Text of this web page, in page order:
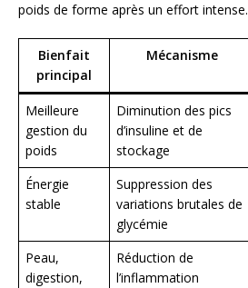
poids de forme après un effort intense.
Bienfait
principal
Mécanisme
Meilleure
gestion du
poids
Diminution des pics
d’insuline et de
stockage
Énergie
stable
Suppression des
variations brutales de
glycémie
Peau,
digestion,
Réduction de
l’inflammation